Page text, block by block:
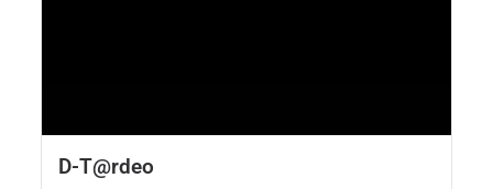
D-T@rdeo